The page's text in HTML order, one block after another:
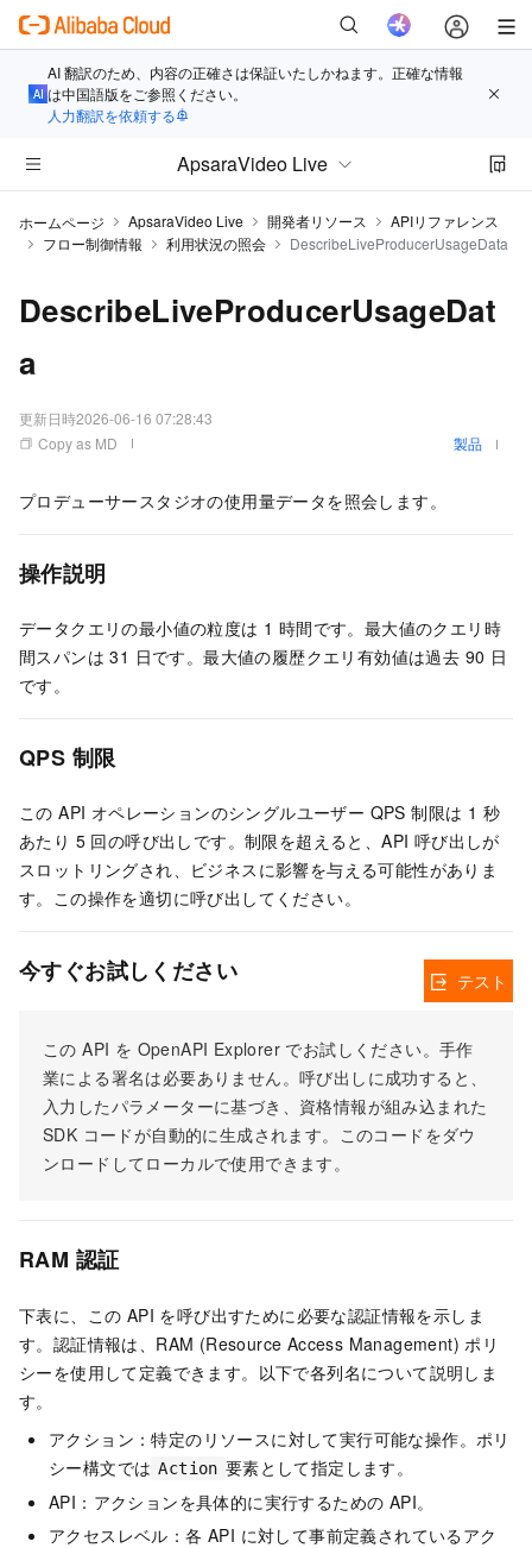
AI 翻訳のため、内容の正確さは保証いたしかねます。正確な情報
は中国語版をご参照ください。
人力翻訳を依頼する
ApsaraVideo Live
ホームページ ApsaraVideo Live 開発者リソース
APIリファレンス
フロー制御情報
利用状況の照会 DescribeLiveProducerUsageData
DescribeLiveProducerUsageDat
a
更新日時2026-06-16 07:28:43
Copy as MD
製品
プロデューサースタジオの使用量データを照会します。
操作説明
データクエリの最小値の粒度は 1 時間です。最大値のクエリ時
間スパンは 31 日です。最大値の履歴クエリ有効値は過去 90 日
です。
QPS 制限
この API オペレーションのシングルユーザー QPS 制限は 1 秒
あたり 5 回の呼び出しです。制限を超えると、API 呼び出しが
スロットリングされ、ビジネスに影響を与える可能性がありま
す。この操作を適切に呼び出してください。
今すぐお試しください
この API を OpenAPI Explorer でお試しください。手作
業による署名は必要ありません。呼び出しに成功すると、
入力したパラメーターに基づき、資格情報が組み込まれた
SDK コードが自動的に生成されます。このコードをダウ
ンロードしてローカルで使用できます。
テスト
RAM 認証
下表に、この API を呼び出すために必要な認証情報を示しま
す。認証情報は、RAM (Resource Access Management) ポリ
シーを使用して定義できます。以下で各列名について説明しま
す。
アクション：特定のリソースに対して実行可能な操作。ポリ
シー構文では Action 要素として指定します。
API：アクションを具体的に実行するための API。
アクセスレベル：各 API に対して事前定義されているアク